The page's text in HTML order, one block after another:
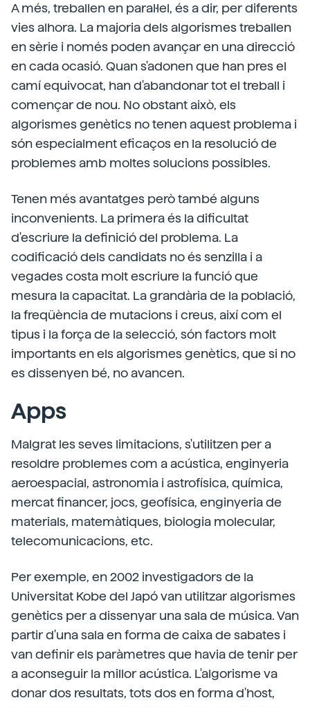
A més, treballen en paral·lel, és a dir, per diferents
vies alhora. La majoria dels algorismes treballen
en sèrie i només poden avançar en una direcció
en cada ocasió. Quan s'adonen que han pres el
camí equivocat, han d'abandonar tot el treball i
començar de nou. No obstant això, els
algorismes genètics no tenen aquest problema i
són especialment eficaços en la resolució de
problemes amb moltes solucions possibles.
Tenen més avantatges però també alguns
inconvenients. La primera és la dificultat
d'escriure la definició del problema. La
codificació dels candidats no és senzilla i a
vegades costa molt escriure la funció que
mesura la capacitat. La grandària de la població,
la freqüència de mutacions i creus, així com el
tipus i la força de la selecció, són factors molt
importants en els algorismes genètics, que si no
es dissenyen bé, no avancen.
Apps
Malgrat les seves limitacions, s'utilitzen per a
resoldre problemes com a acústica, enginyeria
aeroespacial, astronomia i astrofísica, química,
mercat financer, jocs, geofísica, enginyeria de
materials, matemàtiques, biologia molecular,
telecomunicacions, etc.
Per exemple, en 2002 investigadors de la
Universitat Kobe del Japó van utilitzar algorismes
genètics per a dissenyar una sala de música. Van
partir d'una sala en forma de caixa de sabates i
van definir els paràmetres que havia de tenir per
a aconseguir la millor acústica. L'algorisme va
donar dos resultats, tots dos en forma d'host,